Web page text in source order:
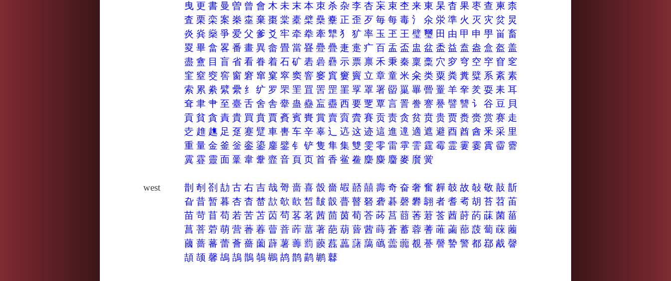
曳 更書 曼曽 曾會 木 未 末本 朿 杀 杂李杏 杗 束杢来東 杲杳果枣查 柬柰
査栗栾案 桊桽棄棗棠橐檗櫐櫜 正歪 歹毎每毒氵 氽 泶準 火 灭 灾炃 炅
炎烡燊爭 爱父爹 爻牢牵牶牽犨犭犷率 玉 玊 王璧 璽 田 由 甲 申甼 畄畜
畟畢畣畧番畫異畲畳當疂疉疊疌疐疒百 盂盃 盅盆盉益盍盎盒盔盖
盡盦 目盲省看眷着石矿 砉 碞礨 示 票 禀 禾 秉 秦稟稾 穴穸 穹 空穻 窅 窆
窐 窒 窔 窖 窗 窘 窜窠窣窦窨窭 窴窶 竇 立章童米籴类 粟粪糞糪 系紊素
索 累 絭繴 纍 纟纩 罗 罘 罜 罝罟 罡罣罦罩署 罶罺罼罾罿羊羍 羑耍 耒耳
耷聿肀至臺舌舍舎舝 蛊蠱衁衋西要覂覃言詈誊謇謈譬讐讠谷 豆 貝
貢貧貪責貴 買賁 賈賌 賓賚 賞 賣賨賮賽贡责贪贫贲贵 贾赉赍赏赛 走
赱 趡 趭 足 趸蹇 躄車軎车辛辜辶迒这迹這進遧適遮避酉酋酓 釆采 里
重量金釜釡銮鎏 鏖鐾钅铲隻隼集雙 雯 零雷雽霅 霆霉 霊 霋霎 霣 霤 霫
霬霯 靈面 鞷韋韏韲音 頁页首香鲎鲞 麇 麋 麕麥 黂黉
west 剒剞剳劼古右吉哉哿啬喜嗀嗇嘏嚭囍壽奇奋奢奮奲攲故敧敬敼斮
旮昔暂暮杏杳榃欯欹歖皙皵瞉瞢瞽砮 砻碁 磬礬翿者耆 耇胡苔苕苖
苗苛苜苟 若苦苫苬茍茖茗茜茴茵荀荅荶莒莔莕莙莟莤莳菂菋菌菑
菖菩菪萌营萫萶萺萻葃葍著葩葫蒈蒏蒔蒼蓄蓉蓍蓶蓾蔀蔎蔔蔝蔨
蔮蔷蕃蕾薈薔薗薜薯薵藅藈藞藟藷藹蘤蘦虈覩諅 謦謺警都鄀酨韾
頡颉 馨鴣鴶鵲鵸鶘鸪鹊鹋鹕 鼛